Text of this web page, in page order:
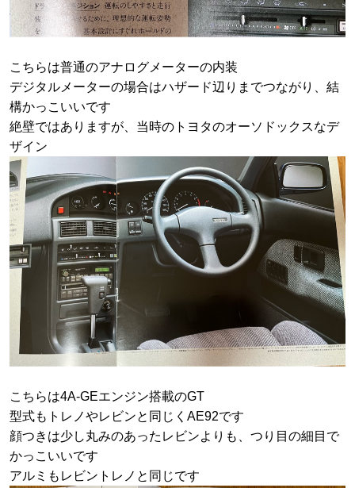
こちらは普通のアナログメーターの内装
デジタルメーターの場合はハザード辺りまでつながり、結
構かっこいいです
絶壁ではありますが、当時のトヨタのオーソドックスなデ
ザイン
こちらは4A-GEエンジン搭載のGT
型式もトレノやレビンと同じくAE92です
顔つきは少し丸みのあったレビンよりも、つり目の細目で
かっこいいです
アルミもレビントレノと同じです